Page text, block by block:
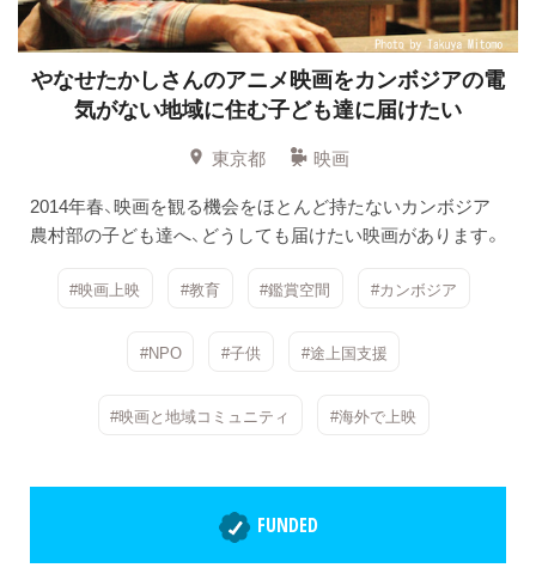
やなせたかしさんのアニメ映画をカンボジアの電
気がない地域に住む子ども達に届けたい
東京都
映画
2014年春、映画を観る機会をほとんど持たないカンボジア
農村部の子ども達へ、どうしても届けたい映画があります。
#映画上映 #教育 #鑑賞空間 #カンボジア
#NPO #子供 #途上国支援
#映画と地域コミュニティ #海外で上映
FUNDED